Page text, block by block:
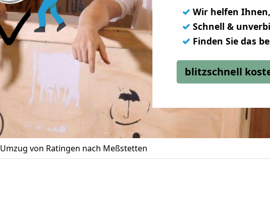
✓ Wir helfen
✓ Schnell &
✓ Finden Sie das
blitzschnell
Umzug von Ratingen nach Meßstetten